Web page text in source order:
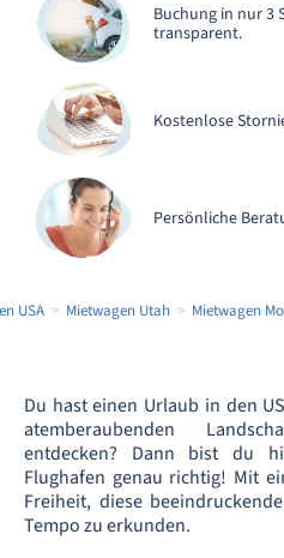
Buchung in nur 3
transparent.
Kostenlose
Persönliche
USA Mietwagen Utah Mietwagen
Du hast einen Urlaub in den
atemberaubenden
entdecken? Dann bist du
Flughafen genau richtig! Mit
Freiheit, diese
Tempo zu erkunden.